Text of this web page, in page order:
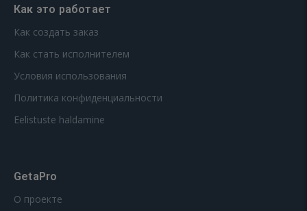
Как это работает
Как создать заказ
Как стать исполнителем
Условия использования
Политика конфиденциальности
Eelistuste haldamine
GetaPro
О проекте